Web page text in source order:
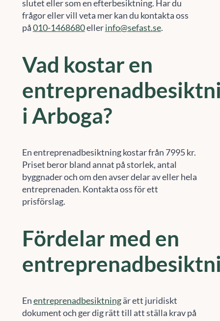
slutet eller som en efterbesiktning. Har du
frågor eller vill veta mer kan du kontakta oss
på010-1468680ellerinfo@sefast.se.
Vad kostar en
i Arboga?
En entreprenadbesiktning kostar från 7995 kr.
Priset beror bland annat på storlek, antal
byggnader och om den avser delar av eller hela
entreprenaden. Kontakta oss för ett
prisförslag.
Fördelar med en
Enentreprenadbesiktningär ett juridiskt
dokument och ger dig rätt till att ställa krav på